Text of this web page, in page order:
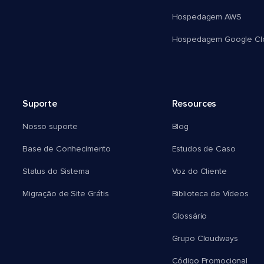
Hospedagem AWS
Hospedagem Google
Suporte
Nosso suporte
Base de Conhecimento
Status do Sistema
Migração de Site Grátis
Resources
Blog
Estudos de Caso
Voz do Cliente
Biblioteca de Vídeos
Glossário
Grupo Cloudways
Código Promocional